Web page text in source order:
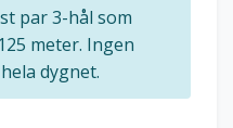
par 3-hål som
meter. Ingen
dygnet.